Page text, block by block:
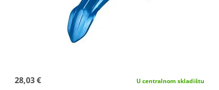
28,03 € U centralnom skladištu